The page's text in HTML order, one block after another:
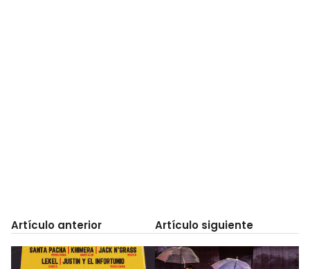
Artículo anterior Artículo siguiente